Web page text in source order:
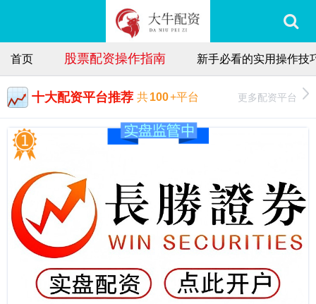
首页 股票配资操作指南 新手必看的实用操作技
十大配资平台推荐 共100+平台 更多配资平台